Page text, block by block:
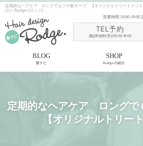
定期的なヘアケア ロングでもツヤ髪キープ 【オリジナルトリートメン
ロン Rodge.(ロッジ)
営業時間 10:00-19:00
TEL予約
通話料無料/受付10:00-19:00
BLOG
髪ナビ
SHOP
Rodge.の紹介
定期的なヘアケア ロングで
【オリジナルトリー